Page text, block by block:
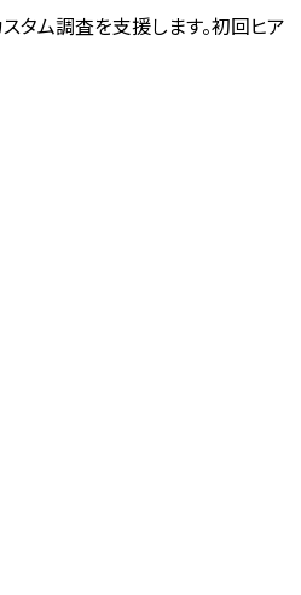
タム調査を支援します。初回ヒア